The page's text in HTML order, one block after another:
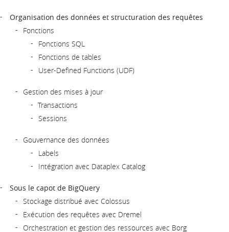
Organisation des données et structuration des requêtes
Fonctions
Fonctions SQL
Fonctions de tables
User-Defined Functions (UDF)
Gestion des mises à jour
Transactions
Sessions
Gouvernance des données
Labels
Intégration avec Dataplex Catalog
Sous le capot de BigQuery
Stockage distribué avec Colossus
Exécution des requêtes avec Dremel
Orchestration et gestion des ressources avec Borg